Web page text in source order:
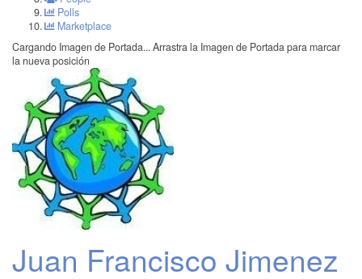
Polls
Marketplace
Cargando Imagen de Portada... Arrastra la Imagen de Portada para marcar
la nueva posición
Juan Francisco Jimenez